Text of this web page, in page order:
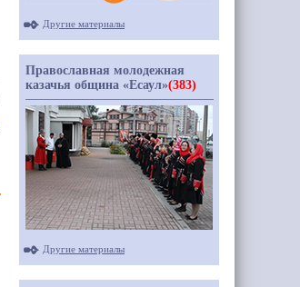
Другие материалы
Православная молодежная
казачья община «Есаул»(383)
Другие материалы